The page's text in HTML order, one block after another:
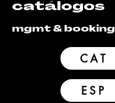
catálogos
mgmt & booking
CAT
ESP